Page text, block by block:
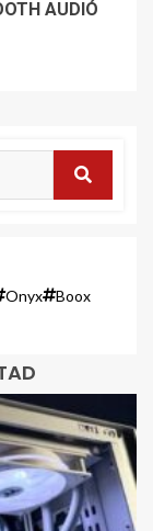
AUDIÓ
Onyx Boox